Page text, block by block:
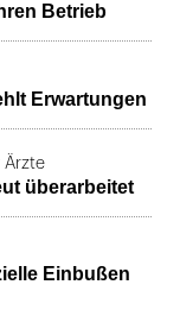
Betrieb
Erwartungen
Ärzte
überarbeitet
Einbußen